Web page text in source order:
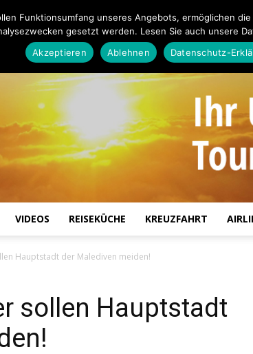
VIDEOS REISEKÜCHE KREUZFAHRT
Hauptstadt der Malediven meiden!
sollen Hauptstadt
Funktionsumfang unseres Angebots, ermöglichen
gesetzt werden. Lesen Sie auch unsere
Akzeptieren
Ablehnen Datenschutz-